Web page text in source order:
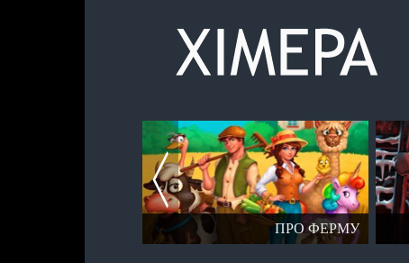
ПРО ФЕРМУ